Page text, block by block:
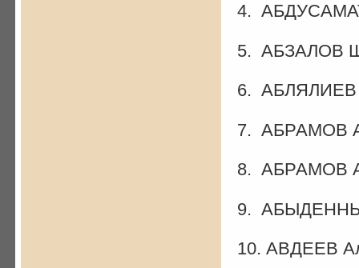
4.
5. АБЗАЛОВ
6. АБЛЯЛИЕВ
7. АБРАМОВ
8. АБРАМОВ
9.
10. АВДЕЕВ